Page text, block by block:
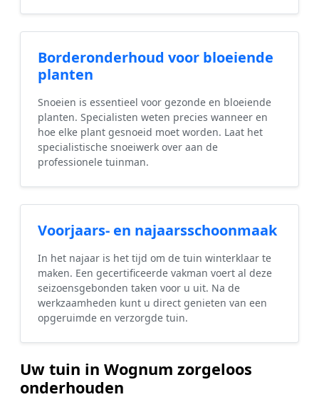
Borderonderhoud voor bloeiende
planten
Snoeien is essentieel voor gezonde en bloeiende
planten. Specialisten weten precies wanneer en
hoe elke plant gesnoeid moet worden. Laat het
specialistische snoeiwerk over aan de
professionele tuinman.
Voorjaars- en najaarsschoonmaak
In het najaar is het tijd om de tuin winterklaar te
maken. Een gecertificeerde vakman voert al deze
seizoensgebonden taken voor u uit. Na de
werkzaamheden kunt u direct genieten van een
opgeruimde en verzorgde tuin.
Uw tuin in Wognum zorgeloos
onderhouden